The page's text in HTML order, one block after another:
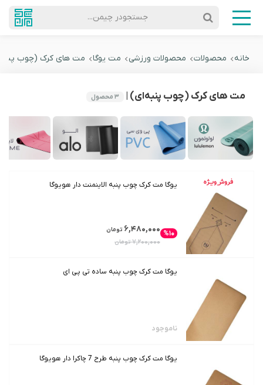
جستجودر چیمن...
خانه محصولات محصولات ورزشی مت یوگا مت های کرک (چوب
مت های کرک (چوب پنبه‌ای) | ۳ محصول
یوگا مت کرک چوب پنبه الاینمنت دار هویوگا
۶,۴۸۰,۰۰۰ تومان
۷,۲۰۰,۰۰۰تومان
%۱۰
یوگا مت کرک چوب پنبه ساده تی پی ای
ناموجود
یوگا مت کرک چوب پنبه طرح 7 چاکرا دار هویوگا